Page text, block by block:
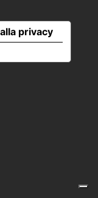
privacy